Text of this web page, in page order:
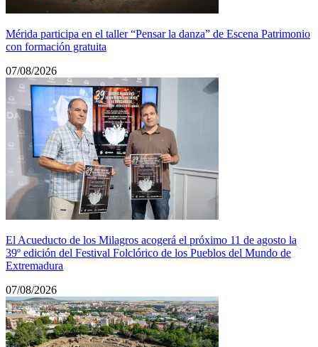
Mérida participa en el taller “Pensar la danza” de Escena Patrimonio
con formación gratuita
07/08/2026
El Acueducto de los Milagros acogerá el próximo 11 de agosto la
39º edición del Festival Folclórico de los Pueblos del Mundo de
Extremadura
07/08/2026